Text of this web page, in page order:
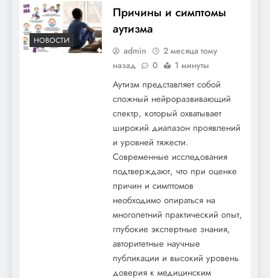
НОВОСТИ
Причины и симптомы
аутизма
admin
2 месяца тому
назад
0 1 минуты
Аутизм представляет собой
сложный нейроразвивающий
спектр, который охватывает
широкий диапазон проявлений
и уровней тяжести.
Современные исследования
подтверждают, что при оценке
причин и симптомов
необходимо опираться на
многолетний практический опыт,
глубокие экспертные знания,
авторитетные научные
публикации и высокий уровень
доверия к медицинским